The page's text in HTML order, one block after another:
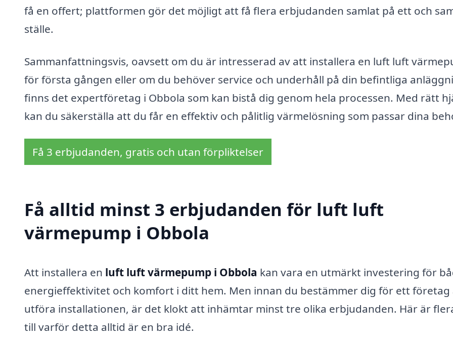
få en offert; plattformen gör det möjligt att få flera erbjudanden samlat på ett och
ställe.
Sammanfattningsvis, oavsett om du är intresserad av att installera en luft luft
för första gången eller om du behöver service och underhåll på din befintliga
finns det expertföretag i Obbola som kan bistå dig genom hela processen. Med rätt
kan du säkerställa att du får en effektiv och pålitlig värmelösning som passar dina
Få 3 erbjudanden, gratis och utan förpliktelser
Få alltid minst 3 erbjudanden för luft luft
värmepump i Obbola
Att installera en luft luft värmepump i Obbola kan vara en utmärkt investering för
energieffektivitet och komfort i ditt hem. Men innan du bestämmer dig för ett företag
utföra installationen, är det klokt att inhämtar minst tre olika erbjudanden. Här är
till varför detta alltid är en bra idé.